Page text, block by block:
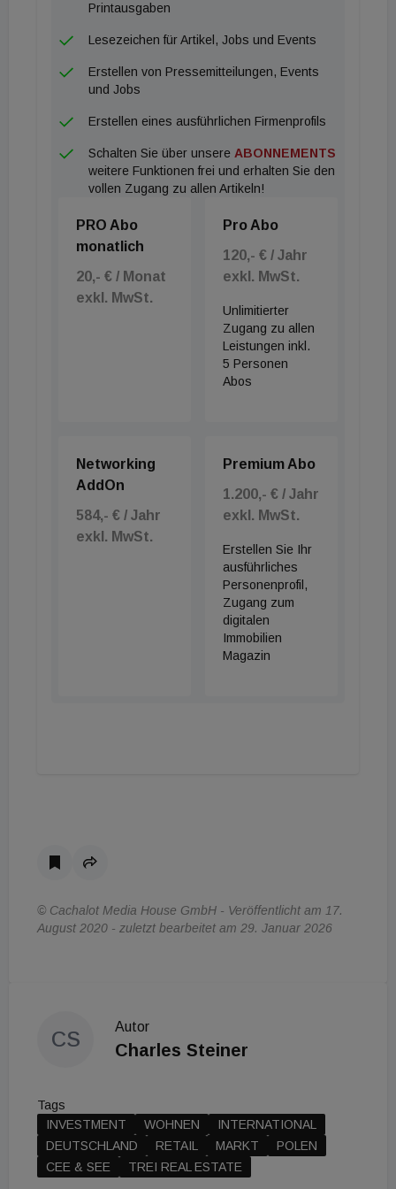
zurückgeführt. Zusätzlich zu unserem
Bestandsportfolio haben wir Projektentwicklungen
Printausgaben
Lesezeichen für Artikel, Jobs und Events
Erstellen von Pressemitteilungen, Events
und Jobs
Erstellen eines ausführlichen Firmenprofils
Schalten Sie über unsere ABONNEMENTS
weitere Funktionen frei und erhalten Sie den
vollen Zugang zu allen Artikeln!
PRO Abo
monatlich
20,- € / Monat
exkl. MwSt.
Pro Abo
120,- € / Jahr
exkl. MwSt.
Unlimitierter
Zugang zu allen
Leistungen inkl.
5 Personen
Abos
Networking
AddOn
584,- € / Jahr
exkl. MwSt.
Premium Abo
1.200,- € / Jahr
exkl. MwSt.
Erstellen Sie Ihr
ausführliches
Personenprofil,
Zugang zum
digitalen
Immobilien
Magazin
© Cachalot Media House GmbH - Veröffentlicht am 17.
August 2020 - zuletzt bearbeitet am 29. Januar 2026
CS
Autor
Charles Steiner
Tags
INVESTMENT
WOHNEN
INTERNATIONAL
DEUTSCHLAND
RETAIL MARKT
POLEN
CEE & SEE
TREI REAL ESTATE